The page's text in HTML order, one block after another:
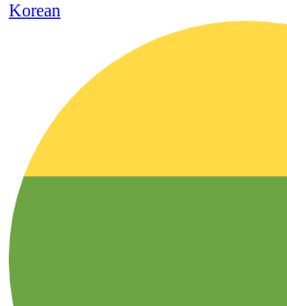
Korean